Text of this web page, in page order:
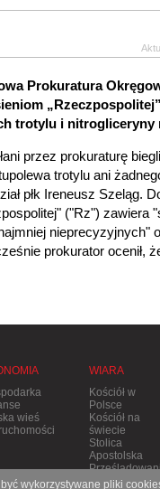
Prokuratura
trotylu i nitrogliceryny
przez prokuraturę
trotylu ani
płk Ireneusz Szeląg.
("Rz") zawiera
nieprecyzyjnych"
prokurator ocenił,
wieś
WIARA
Kościół w
Polsce
Kościół na
świecie
Stolica
Apostolska
wykorzystywane pliki